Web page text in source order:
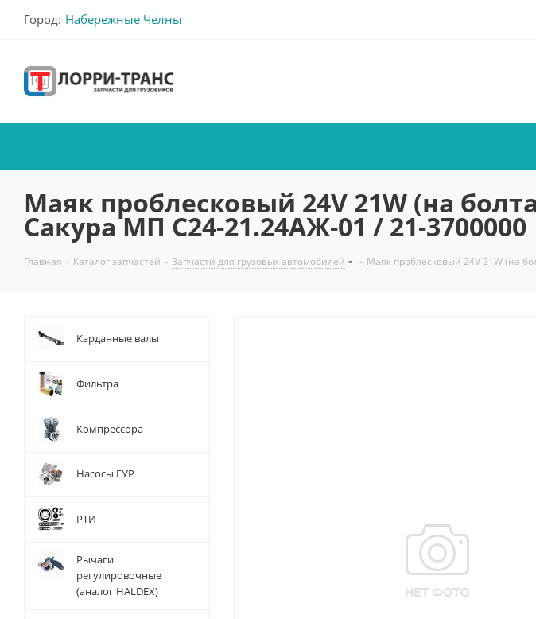
Город: Набережные Челны
Маяк проблесковый 24V 21W (на
Сакура МП С24-21.24АЖ-01 / 21-3700000
Главная - Каталог запчастей - Запчасти для грузовых автомобилей - Маяк проблесковый 24V 21W (на
Карданные валы
Фильтра
Компрессора
Насосы ГУР
РТИ
Рычаги
регулировочные
(аналог HALDEX)